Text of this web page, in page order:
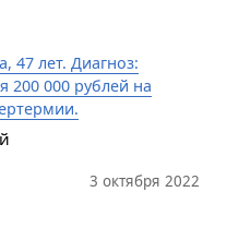
47 лет. Диагноз:
200 000 рублей на
3 октября 2022